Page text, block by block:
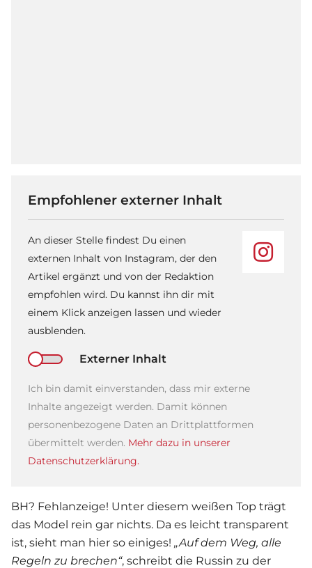
Empfohlener externer Inhalt
An dieser Stelle findest Du einen
externen Inhalt von Instagram, der den
Artikel ergänzt und von der Redaktion
empfohlen wird. Du kannst ihn dir mit
einem Klick anzeigen lassen und wieder
ausblenden.
Externer Inhalt
Ich bin damit einverstanden, dass mir externe
Inhalte angezeigt werden. Damit können
personenbezogene Daten an Drittplattformen
übermittelt werden. Mehr dazu in unserer
Datenschutzerklärung.
BH? Fehlanzeige! Unter diesem weißen Top trägt
das Model rein gar nichts. Da es leicht transparent
ist, sieht man hier so einiges! „Auf dem Weg, alle
Regeln zu brechen“, schreibt die Russin zu der